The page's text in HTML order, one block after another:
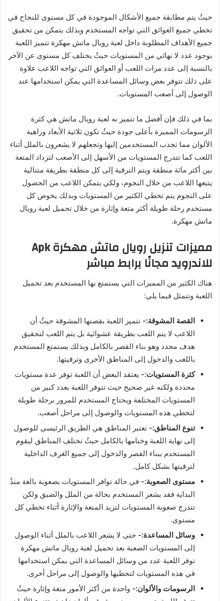
حيثُ يتم مطابقة جميع الأشكال الموجودة في كل مستوى للنجاح في
تخطي جميع العوائق التي تواجه المستخدم وبذلك يتمكن من تحقيق
جميع الأهداف المطلوبة داخل لعبة رويال ماتش مهكرة تتميز اللعبة
بوجود عدد لا نهائي من المستويات حيثُ يختلف كل مستوى عن الآخر
بالنسبة إلى عدد مرات اللعب أو العوائق التي تواجه اللاعب علاوة
على ذلك تتوفر بعض وسائل المساعدة التي يمكن استخدامها عند
الوصول إلى أصعب المستويات.
بما في ذلك فإن أفضل ما تتميز به لعبة رويال ماتش هي كثرة
الرسومات المميزة بأعلى جودة حيثُ تكون ثلاثية الأبعاد وزاهية
الألوان مما تجذب المستخدمين إليها وتجعلهم لا يشعرون بالملل أثناء
اللعب كما تتدرج المستويات من الأسهل إلى الأصعب لتزداد المتعة
بين أكثر مائة منطقة ويتم الترقية إلى كل منطقة بطريقة متتالية
يتبعها اللاعب من خلال النجوم، ولكي يتمكن اللاعب من الحصول
على النجوم يتم تخطي الكثير من المستويات وبذلك يخوض كل
مستخدم رحلة طويلة أكثر متعة وإثارة من خلال تحميل لعبة رويال
ماتش مهكرة.
مميزات تنزيل رويال ماتش مهكرة Apk
للاندرويد مجانًا برابط مباشر
هناك الكثير من المميزات التي يستمتع بها المستخدم بعد تحميل
اللعبة وتتمثل فيما يلي:
القصة المشوقة:- تتميز اللعبة بقصتها المشوقة حيثُ أن
اللاعب لا يتم اللعب بطريقة عشوائية بل يتم اللعب لتحقيق
هدف محدد وهو بناء القصر بالكامل وبذلك يستمتع المستخدم
باللعب والدخول إلى المناطق الأخرى وترقيتها.
كثرة المستويات:- يعتقد البعض أن اللعبة توفر عدة مستويات
محددة ولكنه غير صحيح حيث تتوفر اللعبة بعدد كبير من
المستويات المختلفة ويحتاج المستخدم للمرور برحلة طويلة
لتخطي هذه المستويات والوصول إلى مراحل أصعب.
تنوع المناطق:- تعتبر المناطق هي الطريق الرئيسي للوصول
إلى نهاية اللعبة وختامها بالكامل حيثُ تختلف المناطق ليقوم
المستخدم ببناء القصر والدخول إلى جميع الغرف الداخلية
لترقيتها بشكل كامل.
مستوى الصعوبة:- في حالة توافر المستويات بصعوبة بالغة منذُ
البداية فقد يشعر المستخدم بحالة من الملل والضيق ولكن
تتدرج صعوبة المستويات لتزيد المتعة والإثارة أثناء تخطي كل
مستوى.
وسائل المساعدة:- حتى لا يشعر اللاعب بالملل أثناء الوصول
إلى المستويات الصعبة بعد تحميل لعبة رويال ماتش مهكرة
توفر اللعبة عدد من وسائل المساعدة التي يمكن استخدامها
في هذه المستويات لتخطيها والوصول إلى مراحل أخرى.
الرسومات والألوان:- واحدة من أكثر الأمور متعة وإثارة حيثُ